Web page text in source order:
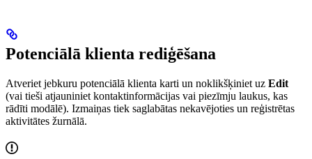
Potenciālā klienta rediģēšana
Atveriet jebkuru potenciālā klienta karti un noklikšķiniet uz Edit
(vai tieši atjauniniet kontaktinformācijas vai piezīmju laukus, kas
rādīti modālē). Izmaiņas tiek saglabātas nekavējoties un reģistrētas
aktivitātes žurnālā.